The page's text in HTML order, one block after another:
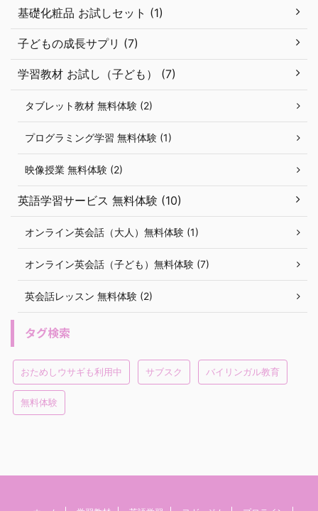
基礎化粧品 お試しセット (1)
子どもの成長サプリ (7)
学習教材 お試し（子ども） (7)
タブレット教材 無料体験 (2)
プログラミング学習 無料体験 (1)
映像授業 無料体験 (2)
英語学習サービス 無料体験 (10)
オンライン英会話（大人）無料体験 (1)
オンライン英会話（子ども）無料体験 (7)
英会話レッスン 無料体験 (2)
タグ検索
おためしウサギも利用中 サブスク バイリンガル教育
無料体験